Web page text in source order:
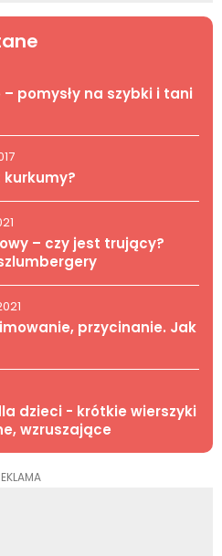
pomysły na szybki i tani
– czy jest trujący?
przycinanie. Jak
dzieci - krótkie wierszyki
wzruszające